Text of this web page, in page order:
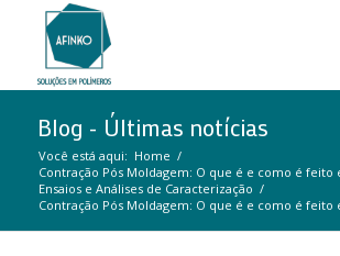
Blog - Últimas notícias
Você está aqui: Home /
Contração Pós Moldagem: O que é e como é feito
Ensaios e Análises de Caracterização /
Contração Pós Moldagem: O que é e como é feito